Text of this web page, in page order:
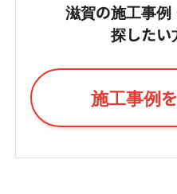
滋賀の施工事例
探したい
施工事例